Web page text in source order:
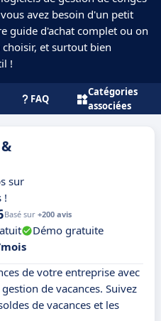
avez besoin d'un petit
guide d'achat complet ou on
et surtout bien
!
FAQ
Catégories
associées
sur
!
Basé sur +200 avis
Démo gratuite
de votre entreprise avec
de vacances. Suivez
de vacances et les